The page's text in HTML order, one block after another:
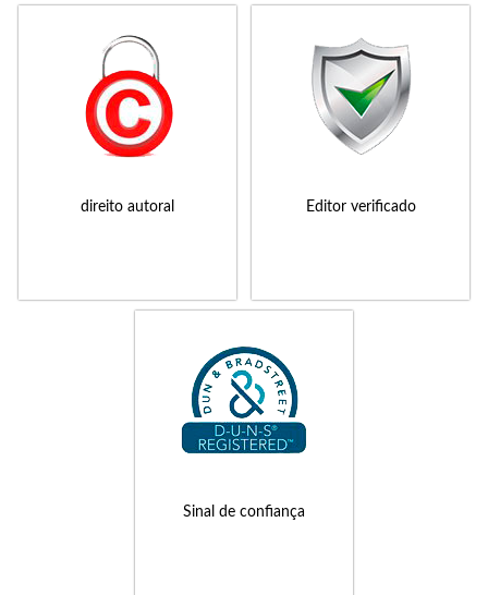
direito autoral Editor verificado
Sinal de confiança